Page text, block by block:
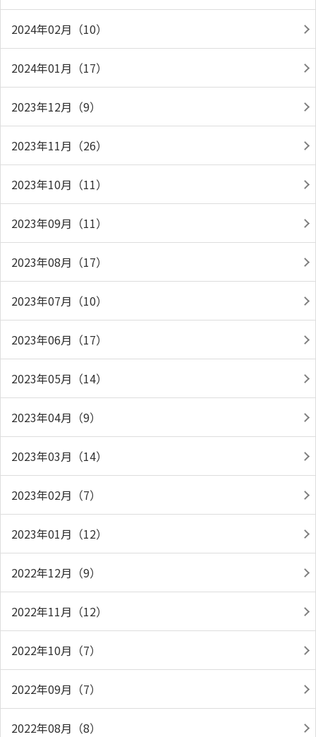
2024年02月（10）
2024年01月（17）
2023年12月（9）
2023年11月（26）
2023年10月（11）
2023年09月（11）
2023年08月（17）
2023年07月（10）
2023年06月（17）
2023年05月（14）
2023年04月（9）
2023年03月（14）
2023年02月（7）
2023年01月（12）
2022年12月（9）
2022年11月（12）
2022年10月（7）
2022年09月（7）
2022年08月（8）